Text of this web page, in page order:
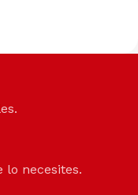
lo necesites.